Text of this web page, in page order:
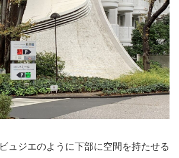
ュジエのように下部に空間を持たせる